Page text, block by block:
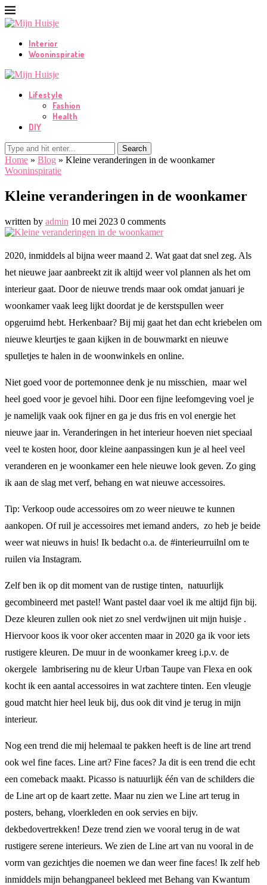
Interior
Wooninspiratie
Lifestyle
Fashion
Health
DIY
Search
Home » Blog » Kleine veranderingen in de woonkamer
Wooninspiratie
Kleine veranderingen in de woonkamer
written by admin 10 mei 2023 0 comments
2020, inmiddels al bijna weer maand 2. Wat gaat dat snel zeg. Als
het nieuwe jaar aanbreekt zit ik altijd weer vol plannen als het om
interieur gaat. Door de nieuwe trends maar ook omdat januari je
woonkamer vaak leeg lijkt doordat je de kerstspullen weer
opgeruimd hebt. Herkenbaar? Bij mij gaat het dan echt kriebelen om
nieuwe kleurtjes te gaan kijken in de bouwmarkt en nieuwe
spulletjes te halen in de woonwinkels en online.
Niet goed voor de portemonnee denk je nu misschien, maar wel
heel goed voor je gevoel hihi. Door een fijne leefomgeving voel je
je namelijk vaak ook fijner en ga je dus fris en vol energie het
nieuwe jaar in. Veranderingen in het interieur hoeven niet speciaal
veel te kosten hoor, door kleine aanpassingen kun je al heel veel
veranderen en je woonkamer een hele nieuwe look geven. Zo ging
ik aan de slag met verf, behang en wat nieuwe accessoires.
Tip: Verkoop oude accessoires om zo weer nieuwe te kunnen
aankopen. Of ruil je accessoires met iemand anders, zo heb je beide
weer wat nieuws in huis! Ik bedacht o.a. de #interieurruilnl om te
ruilen via Instagram.
Zelf ben ik op dit moment van de rustige tinten, natuurlijk
gecombineerd met pastel! Want pastel daar voel ik me altijd fijn bij.
Deze kleuren zullen ook niet zo snel verdwijnen uit mijn huisje .
Hiervoor koos ik voor oker accenten maar in 2020 ga ik voor iets
rustigere kleuren. De muur in de woonkamer kreeg i.p.v. de
okergele lambrisering nu de kleur Urban Taupe van Flexa en ook
kocht ik een aantal accessoires in wat zachtere tinten. Een vleugje
goud matcht hier heel leuk bij, dus ook dit vind je terug in mijn
interieur.
Nog een trend die mij helemaal te pakken heeft is de line art trend
ook wel fine faces. Line art? Fine faces? Ja dit is een trend die echt
een comeback maakt. Picasso is natuurlijk één van de schilders die
de Line art op de kaart zette. Maar nu zien we Line art terug in
posters, behang, vloerkleden en ook servies en bijv.
dekbedovertrekken! Deze trend zien we vooral terug in de wat
rustigere serene interieurs. We zien de Line art van nu vooral in de
vorm van gezichtjes die noemen we dan weer fine faces! Ik zelf heb
inmiddels mijn behangpaneel bekleed met Behang van Kwantum